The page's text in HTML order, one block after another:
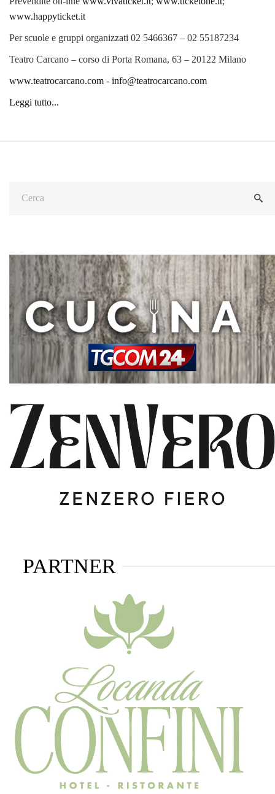
www.happyticket.it
Per scuole e gruppi organizzati 02 5466367 – 02 55187234
Teatro Carcano – corso di Porta Romana, 63 – 20122 Milano
www.teatrocarcano.com - info@teatrocarcano.com
Leggi tutto...
PARTNER